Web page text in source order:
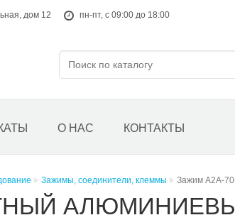
дом 12 пн-пт, с 09:00 до 18:00
О НАС КОНТАКТЫ
Зажимы, соединители, клеммы Зажим А2А-